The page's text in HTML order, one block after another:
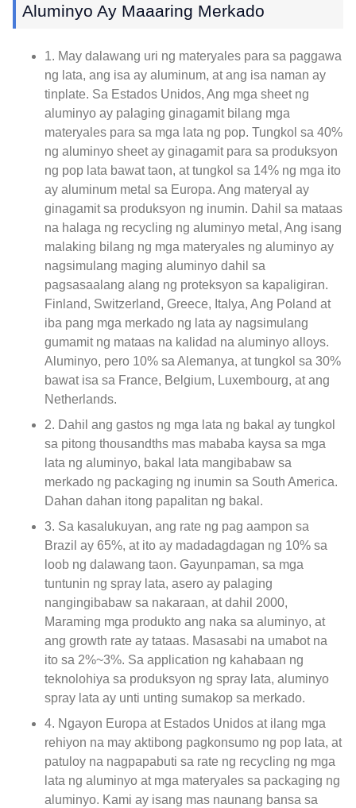
Aluminyo Ay Maaaring Merkado
1. May dalawang uri ng materyales para sa paggawa
ng lata, ang isa ay aluminum, at ang isa naman ay
tinplate. Sa Estados Unidos, Ang mga sheet ng
aluminyo ay palaging ginagamit bilang mga
materyales para sa mga lata ng pop. Tungkol sa 40%
ng aluminyo sheet ay ginagamit para sa produksyon
ng pop lata bawat taon, at tungkol sa 14% ng mga ito
ay aluminum metal sa Europa. Ang materyal ay
ginagamit sa produksyon ng inumin. Dahil sa mataas
na halaga ng recycling ng aluminyo metal, Ang isang
malaking bilang ng mga materyales ng aluminyo ay
nagsimulang maging aluminyo dahil sa
pagsasaalang alang ng proteksyon sa kapaligiran.
Finland, Switzerland, Greece, Italya, Ang Poland at
iba pang mga merkado ng lata ay nagsimulang
gumamit ng mataas na kalidad na aluminyo alloys.
Aluminyo, pero 10% sa Alemanya, at tungkol sa 30%
bawat isa sa France, Belgium, Luxembourg, at ang
Netherlands.
2. Dahil ang gastos ng mga lata ng bakal ay tungkol
sa pitong thousandths mas mababa kaysa sa mga
lata ng aluminyo, bakal lata mangibabaw sa
merkado ng packaging ng inumin sa South America.
Dahan dahan itong papalitan ng bakal.
3. Sa kasalukuyan, ang rate ng pag aampon sa
Brazil ay 65%, at ito ay madadagdagan ng 10% sa
loob ng dalawang taon. Gayunpaman, sa mga
tuntunin ng spray lata, asero ay palaging
nangingibabaw sa nakaraan, at dahil 2000,
Maraming mga produkto ang naka sa aluminyo, at
ang growth rate ay tataas. Masasabi na umabot na
ito sa 2%~3%. Sa application ng kahabaan ng
teknolohiya sa produksyon ng spray lata, aluminyo
spray lata ay unti unting sumakop sa merkado.
4. Ngayon Europa at Estados Unidos at ilang mga
rehiyon na may aktibong pagkonsumo ng pop lata, at
patuloy na nagpapabuti sa rate ng recycling ng mga
lata ng aluminyo at mga materyales sa packaging ng
aluminyo. Kami ay isang mas naunang bansa sa